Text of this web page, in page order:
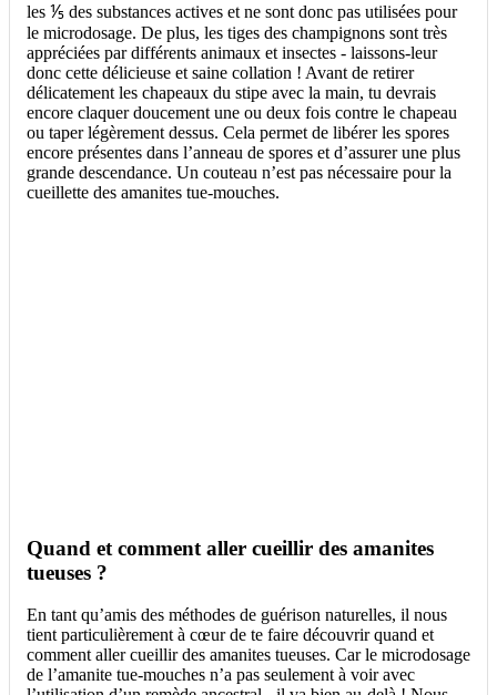
les ⅕ des substances actives et ne sont donc pas utilisées pour
le microdosage. De plus, les tiges des champignons sont très
appréciées par différents animaux et insectes - laissons-leur
donc cette délicieuse et saine collation ! Avant de retirer
délicatement les chapeaux du stipe avec la main, tu devrais
encore claquer doucement une ou deux fois contre le chapeau
ou taper légèrement dessus. Cela permet de libérer les spores
encore présentes dans l’anneau de spores et d’assurer une plus
grande descendance. Un couteau n’est pas nécessaire pour la
cueillette des amanites tue-mouches.
Quand et comment aller cueillir des amanites
tueuses ?
En tant qu’amis des méthodes de guérison naturelles, il nous
tient particulièrement à cœur de te faire découvrir quand et
comment aller cueillir des amanites tueuses. Car le microdosage
de l’amanite tue-mouches n’a pas seulement à voir avec